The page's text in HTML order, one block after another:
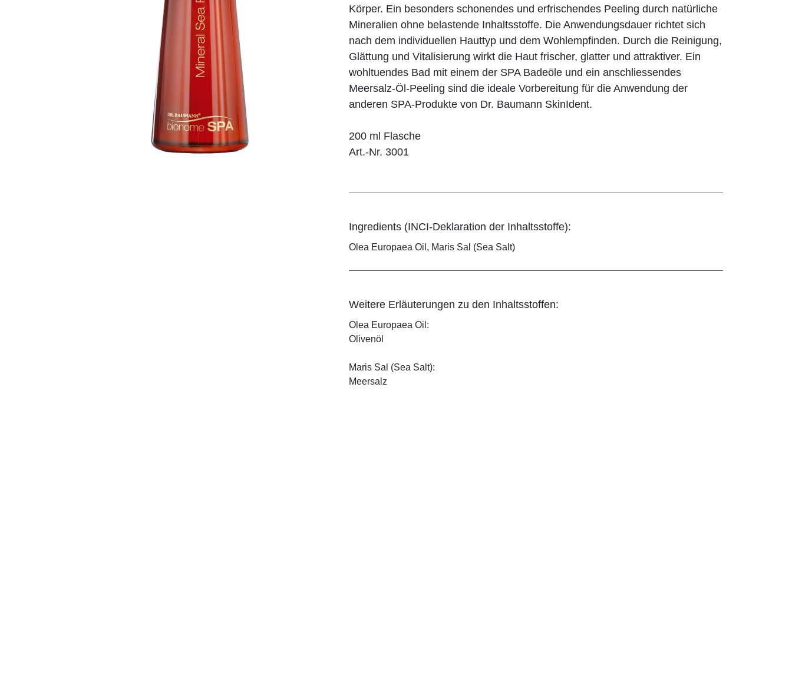
Körper. Ein besonders schonendes und erfrischendes Peeling durch natürliche
Mineralien ohne belastende Inhaltsstoffe. Die Anwendungsdauer richtet sich
nach dem individuellen Hauttyp und dem Wohlempfinden. Durch die Reinigung,
Glättung und Vitalisierung wirkt die Haut frischer, glatter und attraktiver. Ein
wohltuendes Bad mit einem der SPA Badeöle und ein anschliessendes
Meersalz-Öl-Peeling sind die ideale Vorbereitung für die Anwendung der
anderen SPA-Produkte von Dr. Baumann SkinIdent.
200 ml Flasche
Art.-Nr. 3001
Ingredients (INCI-Deklaration der Inhaltsstoffe):
Olea Europaea Oil, Maris Sal (Sea Salt)
Weitere Erläuterungen zu den Inhaltsstoffen:
Olea Europaea Oil:
Olivenöl
Maris Sal (Sea Salt):
Meersalz